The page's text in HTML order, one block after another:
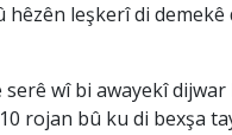
leşkerî di
serê wî bi awayekî
rojan bû ku di bexşa